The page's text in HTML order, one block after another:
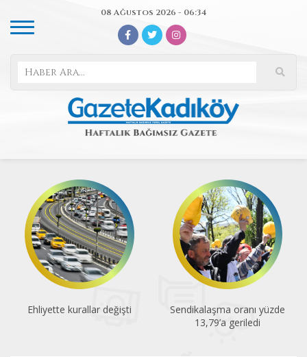
08 Ağustos 2026 - 06:34
Ehliyette kurallar değişti
Sendikalaşma oranı yüzde
13,79’a geriledi